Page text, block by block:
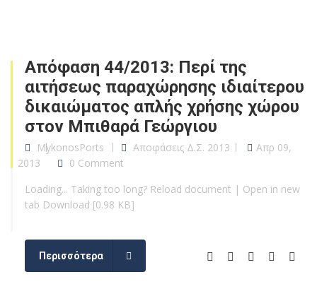
Απόφαση 44/2013: Περί της
αιτήσεως παραχώρησης ιδιαίτερου
δικαιώματος απλής χρήσης χώρου
στον Μπιθαρά Γεώργιου
MykonosPorts Αποφάσεις Δ.Σ. 2013
Απρ 09,
2013
0 Comment
Loading... Taking too long? Reload document | Open in new
tab Download [0.98 KB]
Περισσότερα